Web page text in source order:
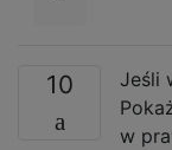
10
Jeśli
w